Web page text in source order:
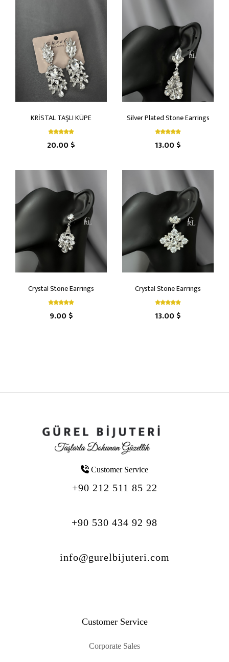
KRİSTAL TAŞLI KÜPE
20.00 $
Silver Plated Stone Earrings
13.00 $
Crystal Stone Earrings
9.00 $
Crystal Stone Earrings
13.00 $
Customer Service
+90 212 511 85 22
+90 530 434 92 98
info@gurelbijuteri.com
Customer Service
Corporate Sales